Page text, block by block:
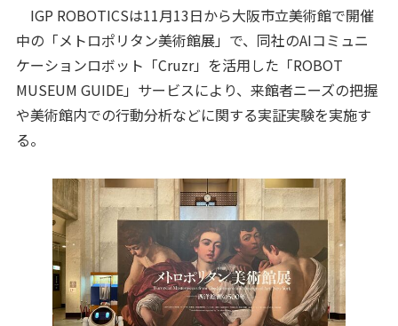
IGP ROBOTICSは11月13日から大阪市立美術館で開催
中の「メトロポリタン美術館展」で、同社のAIコミュニ
ケーションロボット「Cruzr」を活用した「ROBOT
MUSEUM GUIDE」サービスにより、来館者ニーズの把握
や美術館内での行動分析などに関する実証実験を実施す
る。